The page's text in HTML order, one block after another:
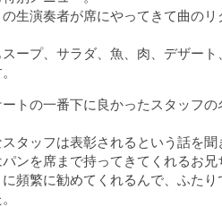
の生演奏者が席にやってきて曲の
ープ、サラダ、魚、肉、デザー
ートの一番下に良かったスタッフ
タッフは表彰されるという話を聞
ンを席まで持ってきてくれるお兄
に頻繁に勧めてくれるんで、ふた